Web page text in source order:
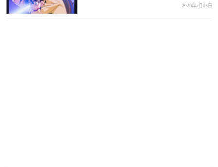
2020年2月03日